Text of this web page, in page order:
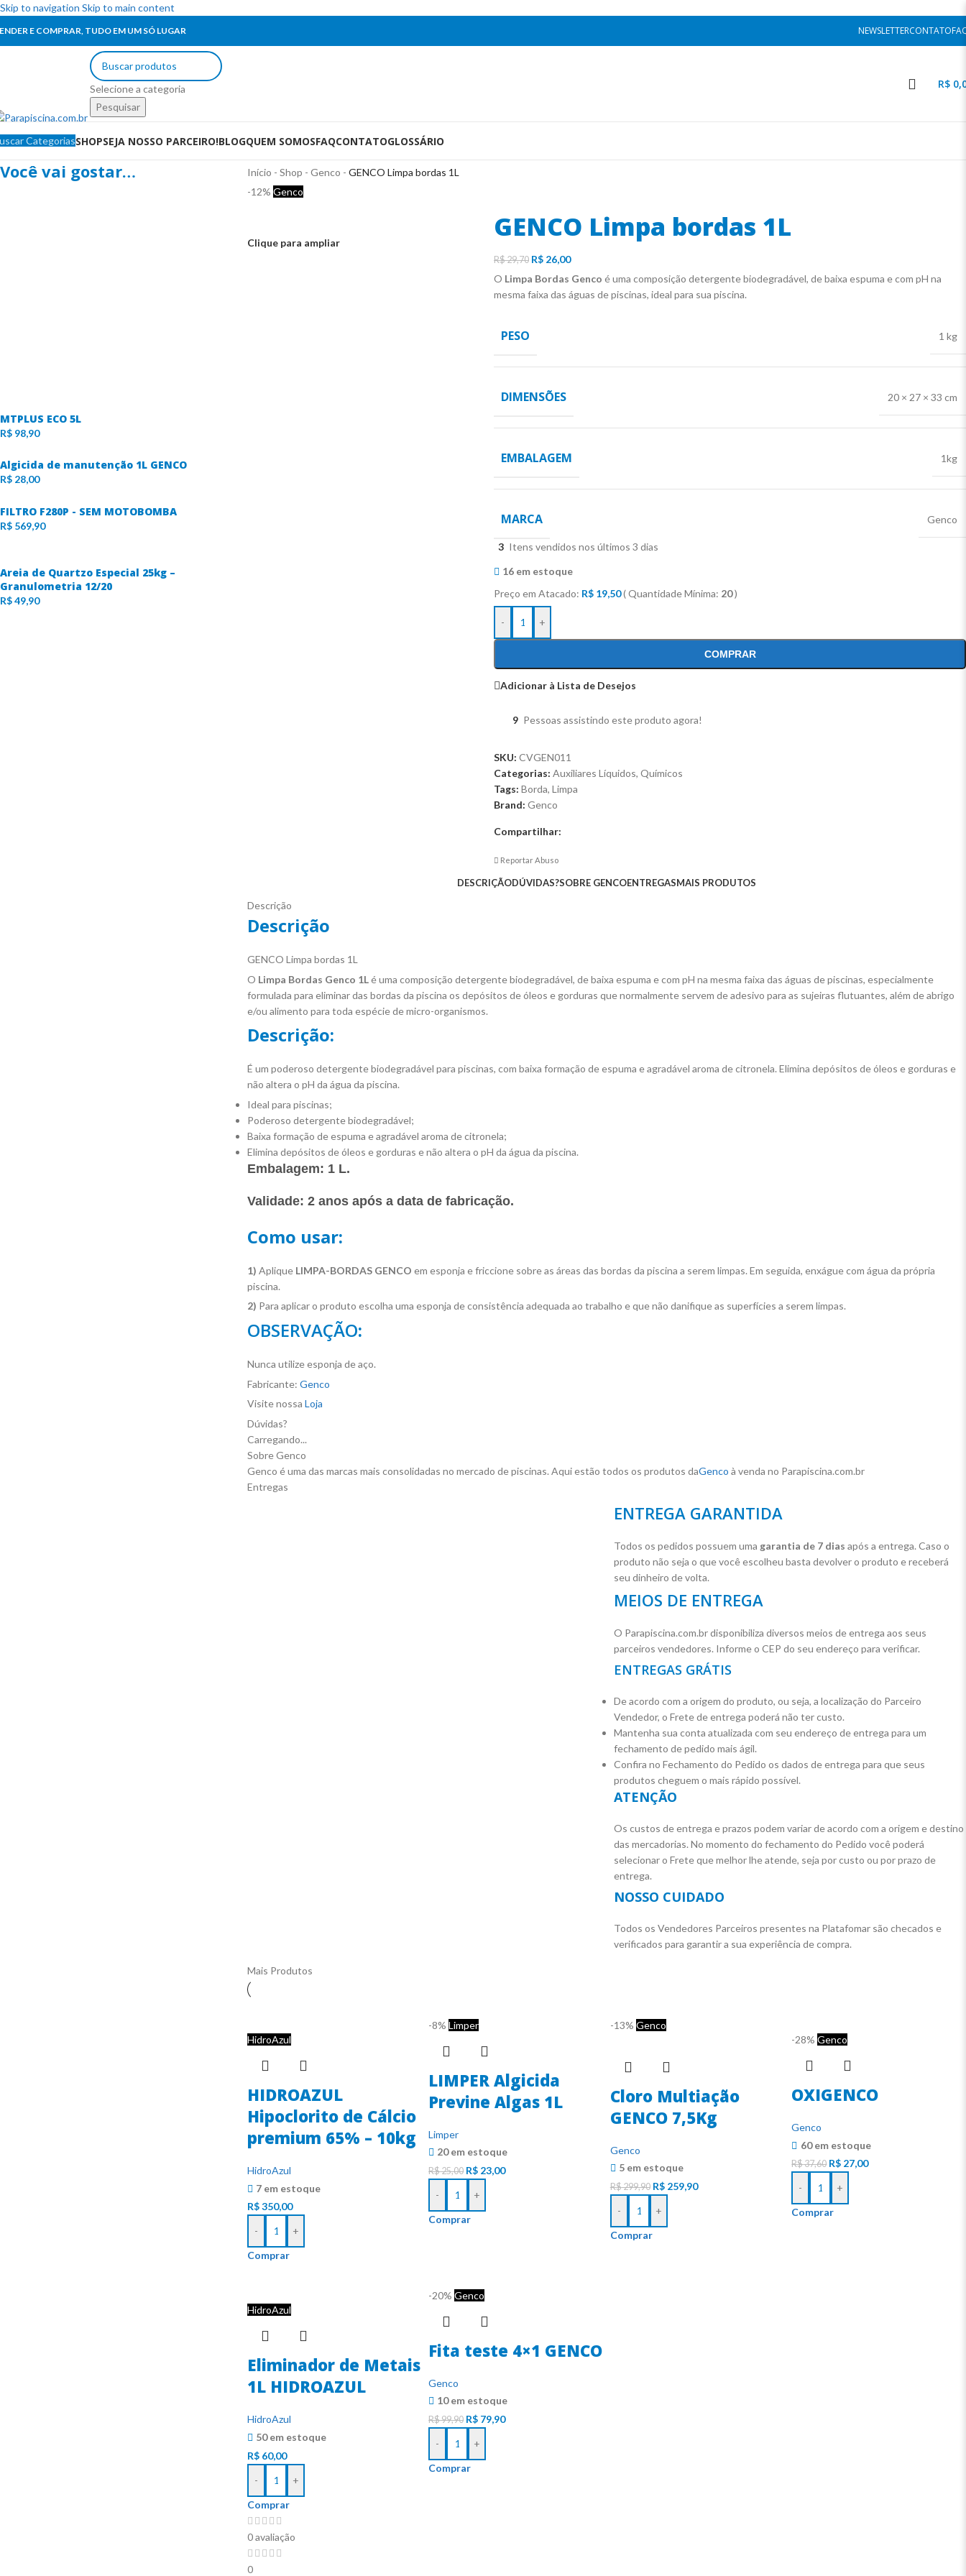
Skip to navigation Skip to main content
E COMPRAR, TUDO EM UM SÓ LUGAR NEWSLETTERCONTATO
Selecione a categoria
Pesquisar
R$
CategoriasSHOPSEJA NOSSO PARCEIRO!BLOGQUEM SOMOSFAQCONTATOGLOSSÁRIO
Você vai gostar…
MTPLUS ECO 5L
R$ 98,90
Algicida de manutenção 1L GENCO
R$ 28,00
FILTRO F280P - SEM MOTOBOMBA
R$ 569,90
Areia de Quartzo Especial 25kg –
Granulometria 12/20
R$49,90
Início - Shop - Genco - GENCO Limpa bordas 1L
-12% Genco
Clique para ampliar GENCO Limpa bordas 1L
R$29,70 R$ 26,00
O Limpa Bordas Genco é uma composição detergente biodegradável, de baixa espuma e com pH na
mesma faixa das águas de piscinas, ideal para sua piscina.
PESO 1 kg
DIMENSÕES 20 × 27 × 33 cm
EMBALAGEM 1kg
MARCA Genco
3 Itens vendidos nos últimos 3 dias
16 em estoque
Preço em Atacado: R$ 19,50( Quantidade Mínima: 20)
- +
COMPRAR
Adicionar à Lista de Desejos
9 Pessoas assistindo este produto agora!
SKU: CVGEN011
Categorias: Auxiliares Líquidos, Químicos
Tags: Borda, Limpa
Brand: Genco
Compartilhar:
Reportar Abuso
DESCRIÇÃODÚVIDAS?SOBRE GENCOENTREGASMAIS PRODUTOS
Descrição
Descrição
GENCO Limpa bordas 1L
O Limpa Bordas Genco 1Lé uma composição detergente biodegradável, de baixa espuma e com pH na mesma faixa das águas de piscinas, especialmente
formulada para eliminar das bordas da piscina os depósitos de óleos e gorduras que normalmente servem de adesivo para as sujeiras flutuantes, além de abrigo
e/ou alimento para toda espécie de micro-organismos.
Descrição:
É um poderoso detergente biodegradável para piscinas, com baixa formação de espuma e agradável aroma de citronela. Elimina depósitos de óleos e gorduras e
não altera o pH da água da piscina.
Ideal para piscinas;
Poderoso detergente biodegradável;
Baixa formação de espuma e agradável aroma de citronela;
Elimina depósitos de óleos e gorduras e não altera o pH da água da piscina.
Embalagem: 1 L.
Validade: 2 anos após a data de fabricação.
Como usar:
1) Aplique LIMPA-BORDAS GENCO em esponja e friccione sobre as áreas das bordas da piscina a serem limpas. Em seguida, enxágue com água da própria
piscina.
2) Para aplicar o produto escolha uma esponja de consistência adequada ao trabalho e que não danifique as superfícies a serem limpas.
OBSERVAÇÃO:
Nunca utilize esponja de aço.
Fabricante: Genco
Visite nossa Loja
Dúvidas?
Carregando...
Sobre Genco
Genco é uma das marcas mais consolidadas no mercado de piscinas. Aqui estão todos os produtos daGenco à venda no Parapiscina.com.br
Entregas
ENTREGA GARANTIDA
Todos os pedidos possuem uma garantia de 7 dias após a entrega. Caso o
produto não seja o que você escolheu basta devolver o produto e receberá
seu dinheiro de volta.
MEIOS DE ENTREGA
O Parapiscina.com.br disponibiliza diversos meios de entrega aos seus
parceiros vendedores. Informe o CEP do seu endereço para verificar.
ENTREGAS GRÁTIS
De acordo com a origem do produto, ou seja, a localização do Parceiro
Vendedor, o Frete de entrega poderá não ter custo.
Mantenha sua conta atualizada com seu endereço de entrega para um
fechamento de pedido mais ágil.
Confira no Fechamento do Pedido os dados de entrega para que seus
produtos cheguem o mais rápido possível.
ATENÇÃO
Os custos de entrega e prazos podem variar de acordo com a origem e destino
das mercadorias. No momento do fechamento do Pedido você poderá
selecionar o Frete que melhor lhe atende, seja por custo ou por prazo de
entrega.
NOSSO CUIDADO
Todos os Vendedores Parceiros presentes na Platafomar são checados e
verificados para garantir a sua experiência de compra.
Mais Produtos
HidroAzul
HIDROAZUL
Hipoclorito de Cálcio
premium 65% – 10kg
HidroAzul
7 em estoque
R$350,00
-
+
Comprar
-8% Limper
LIMPER Algicida
Previne Algas 1L
Limper
20 em estoque
R$25,00 R$ 23,00
-
+
Comprar
-13% Genco
Cloro Multiação
GENCO 7,5Kg
Genco
5 em estoque
R$299,90 R$259,90
-
+
Comprar
-28% Genco
OXIGENCO
Genco
60 em estoque
R$37,60 R$ 27,00
-
+
Comprar
HidroAzul
Eliminador de Metais
1L HIDROAZUL
HidroAzul
50 em estoque
R$60,00
-
+
Comprar
-20% Genco
Fita teste 4×1 GENCO
Genco
10 em estoque
R$99,90 R$ 79,90
-
+
Comprar
0 avaliação
0